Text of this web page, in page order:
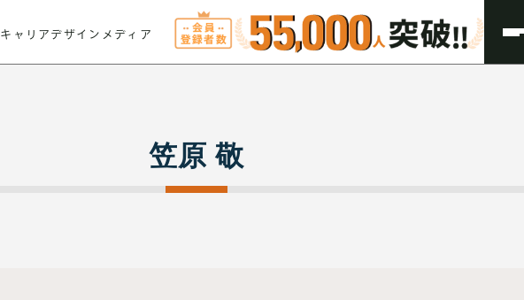
キャリアデザインメディア
笠原 敬